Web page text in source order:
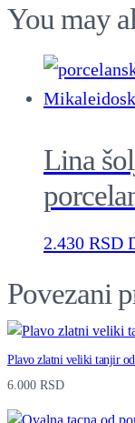
You may
Lina
2.430 RSD
Povezani
Plavo zlatni veliki tanjir
6.000 RSD